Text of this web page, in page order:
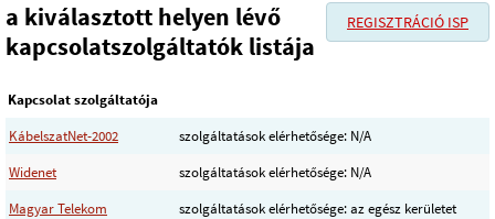
REGISZTRÁCIÓ ISP
a kiválasztott helyen lévő
kapcsolatszolgáltatók listája
Kapcsolat szolgáltatója
KábelszatNet-2002
szolgáltatások elérhetősége: N/A
Widenet
szolgáltatások elérhetősége: N/A
Magyar Telekom
szolgáltatások elérhetősége: az egész kerületet